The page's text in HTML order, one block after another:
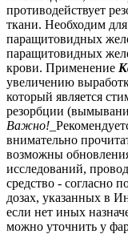
противодействует
ткани. Необходим
паращитовидных
паращитовидных
крови. Применение
увеличению
который является
резорбции
Важно!
внимательно
возможны
исследований,
средство - согласно
дозах, указанных в
если нет иных
можно уточнить у